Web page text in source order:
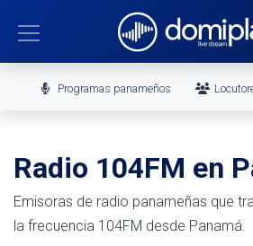
Programas panameños
Radio 104FM en
Emisoras de radio panameñas que
la frecuencia 104FM desde Panamá.